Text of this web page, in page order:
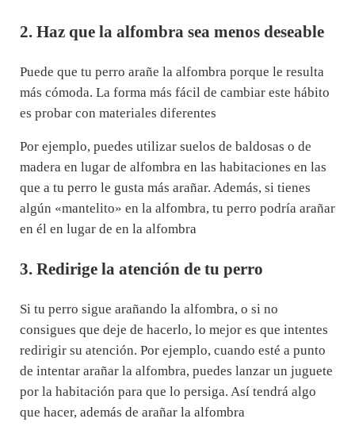
2. Haz que la alfombra sea menos deseable
Puede que tu perro arañe la alfombra porque le resulta
más cómoda. La forma más fácil de cambiar este hábito
es probar con materiales diferentes
Por ejemplo, puedes utilizar suelos de baldosas o de
madera en lugar de alfombra en las habitaciones en las
que a tu perro le gusta más arañar. Además, si tienes
algún «mantelito» en la alfombra, tu perro podría arañar
en él en lugar de en la alfombra
3. Redirige la atención de tu perro
Si tu perro sigue arañando la alfombra, o si no
consigues que deje de hacerlo, lo mejor es que intentes
redirigir su atención. Por ejemplo, cuando esté a punto
de intentar arañar la alfombra, puedes lanzar un juguete
por la habitación para que lo persiga. Así tendrá algo
que hacer, además de arañar la alfombra